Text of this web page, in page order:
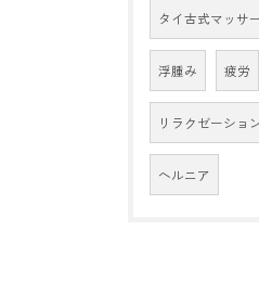
タイ古式マッサ
浮腫み 疲労
リラクゼーショ
ヘルニア